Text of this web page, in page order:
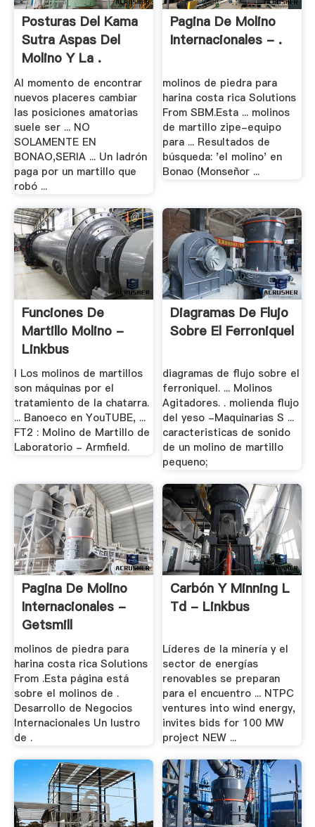
Posturas Del Kama
Sutra Aspas Del
Molino Y La .
Al momento de encontrar
nuevos placeres cambiar
las posiciones amatorias
suele ser ... NO
SOLAMENTE EN
BONAO,SERIA ... Un ladrón
paga por un martillo que
robó ...
Pagina De Molino
Internacionales - .
molinos de piedra para
harina costa rica Solutions
From SBM.Esta ... molinos
de martillo zipe-equipo
para ... Resultados de
búsqueda: 'el molino' en
Bonao (Monseñor ...
Funciones De
Martillo Molino -
Linkbus
I Los molinos de martillos
son máquinas por el
tratamiento de la chatarra.
... Banoeco en YouTUBE, ...
FT2 : Molino de Martillo de
Laboratorio - Armfield.
Diagramas De Flujo
Sobre El Ferroniquel
diagramas de flujo sobre el
ferroniquel. ... Molinos
Agitadores. . molienda flujo
del yeso -Maquinarias S ...
caracteristicas de sonido
de un molino de martillo
pequeno;
Pagina De Molino
Internacionales -
Getsmill
molinos de piedra para
harina costa rica Solutions
From .Esta página está
sobre el molinos de .
Desarrollo de Negocios
Internacionales Un lustro
de .
Carbón Y Minning L
Td - Linkbus
Líderes de la minería y el
sector de energías
renovables se preparan
para el encuentro ... NTPC
ventures into wind energy,
invites bids for 100 MW
project NEW ...